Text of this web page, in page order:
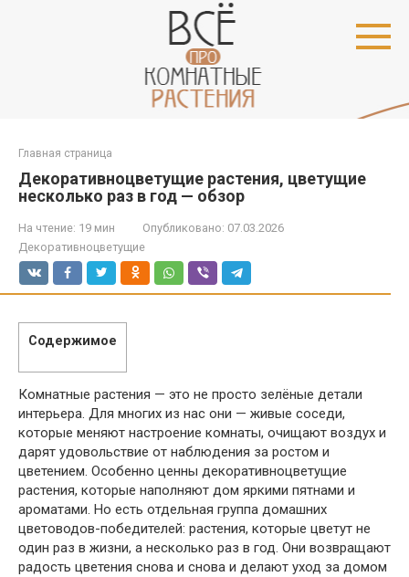
Главная страница
Декоративноцветущие растения, цветущие
несколько раз в год — обзор
На чтение: 19 мин Опубликовано: 07.03.2026
Декоративноцветущие
Содержимое
Комнатные растения — это не просто зелёные детали
интерьера. Для многих из нас они — живые соседи,
которые меняют настроение комнаты, очищают воздух и
дарят удовольствие от наблюдения за ростом и
цветением. Особенно ценны декоративноцветущие
растения, которые наполняют дом яркими пятнами и
ароматами. Но есть отдельная группа домашних
цветоводов-победителей: растения, которые цветут не
один раз в жизни, а несколько раз в год. Они возвращают
радость цветения снова и снова и делают уход за домом